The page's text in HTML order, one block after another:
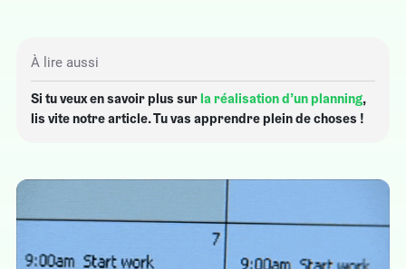
À lire aussi
Si tu veux en savoir plus surla réalisation d’un planning,
lis vite notre article. Tu vas apprendre plein de choses !